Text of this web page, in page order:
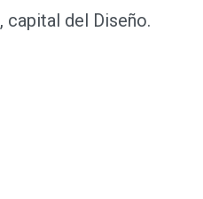
capital del Diseño.